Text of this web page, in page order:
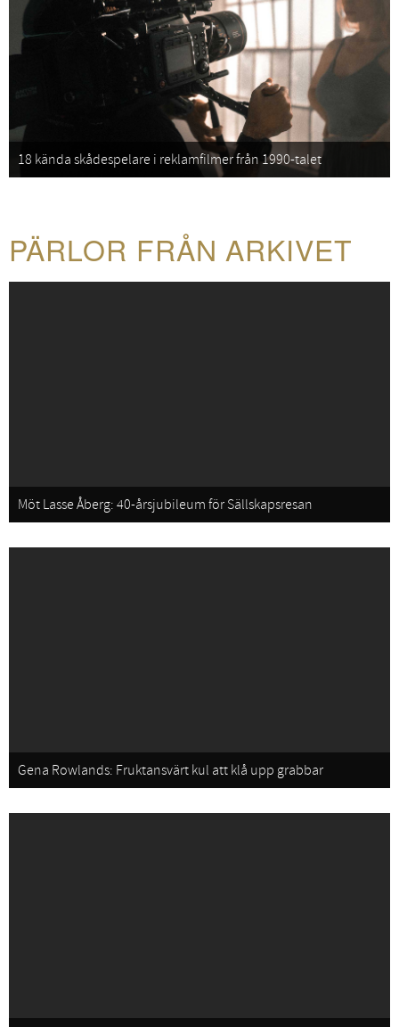
18 kända skådespelare i reklamfilmer från 1990-talet
PÄRLOR FRÅN ARKIVET
Möt Lasse Åberg: 40-årsjubileum för Sällskapsresan
Gena Rowlands: Fruktansvärt kul att klå upp grabbar